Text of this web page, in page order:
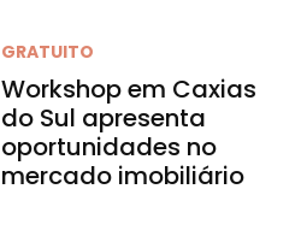
GRATUITO
Workshop em Caxias
do Sul apresenta
oportunidades no
mercado imobiliário